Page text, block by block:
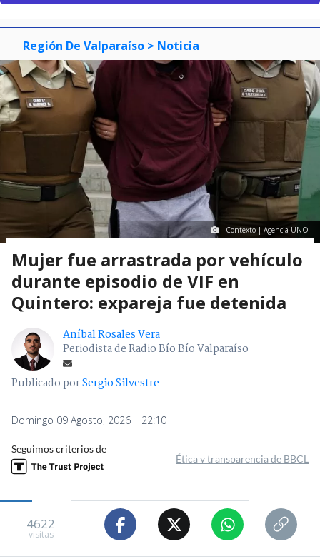
Región De Valparaíso > Noticia
Contexto | Agencia UNO
Mujer fue arrastrada por vehículo
durante episodio de VIF en
Quintero: expareja fue detenida
Aníbal Rosales Vera
Periodista de Radio Bío Bío Valparaíso
Publicado porSergio Silvestre
Domingo 09 Agosto, 2026 | 22:10
Seguimos criterios de
Ética y transparencia de BBCL
4622
visitas